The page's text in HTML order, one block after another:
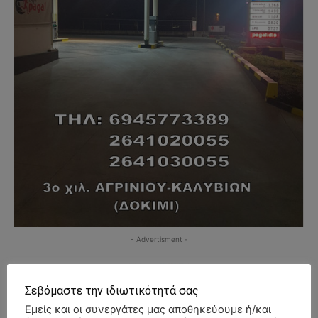
- Advertisment -
Σεβόμαστε την ιδιωτικότητά σας
Εμείς και οι συνεργάτες μας αποθηκεύουμε ή/και